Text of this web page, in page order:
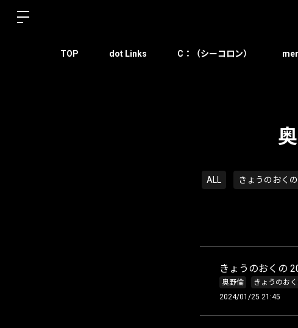
TOP dot Links C：（シーコロン）
ALL きょうのおくの
きょうのおくの
奥野倫 きょうのお
2024/01/25 21:45